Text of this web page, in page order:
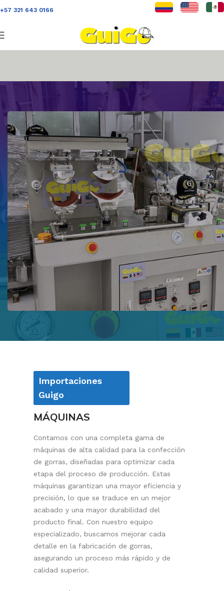
+57 321 643 0166
Importaciones
Guigo
MÁQUINAS
Contamos con una completa gama de
máquinas de alta calidad para la confección
de gorras, diseñadas para optimizar cada
etapa del proceso de producción. Estas
máquinas garantizan una mayor eficiencia y
precisión, lo que se traduce en un mejor
acabado y una mayor durabilidad del
producto final. Con nuestro equipo
especializado, buscamos mejorar cada
detalle en la fabricación de gorras,
asegurando un proceso más rápido y de
calidad superior.